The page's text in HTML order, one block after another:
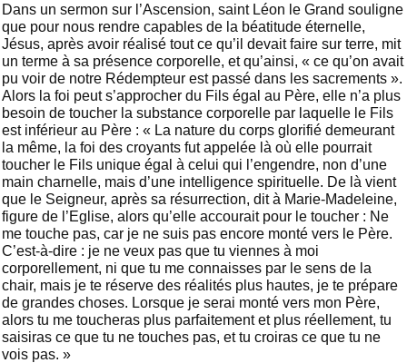
Dans un sermon sur l’Ascension, saint Léon le Grand souligne
que pour nous rendre capables de la béatitude éternelle,
Jésus, après avoir réalisé tout ce qu’il devait faire sur terre, mit
un terme à sa présence corporelle, et qu’ainsi, « ce qu’on avait
pu voir de notre Rédempteur est passé dans les sacrements ».
Alors la foi peut s’approcher du Fils égal au Père, elle n’a plus
besoin de toucher la substance corporelle par laquelle le Fils
est inférieur au Père : « La nature du corps glorifié demeurant
la même, la foi des croyants fut appelée là où elle pourrait
toucher le Fils unique égal à celui qui l’engendre, non d’une
main charnelle, mais d’une intelligence spirituelle. De là vient
que le Seigneur, après sa résurrection, dit à Marie-Madeleine,
figure de l’Eglise, alors qu’elle accourait pour le toucher : Ne
me touche pas, car je ne suis pas encore monté vers le Père.
C’est-à-dire : je ne veux pas que tu viennes à moi
corporellement, ni que tu me connaisses par le sens de la
chair, mais je te réserve des réalités plus hautes, je te prépare
de grandes choses. Lorsque je serai monté vers mon Père,
alors tu me toucheras plus parfaitement et plus réellement, tu
saisiras ce que tu ne touches pas, et tu croiras ce que tu ne
vois pas. »